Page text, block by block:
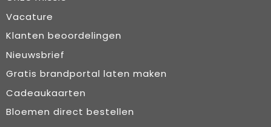
Vacature
Klanten beoordelingen
Nieuwsbrief
Gratis brandportal laten maken
Cadeaukaarten
Bloemen direct bestellen